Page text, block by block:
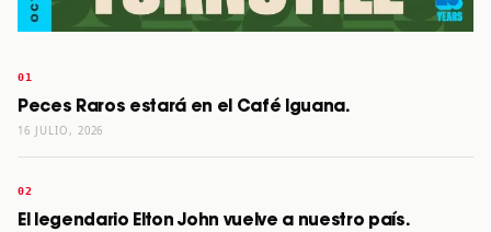
Peces Raros estará en el Café Iguana.
16 JULIO, 2026
El legendario Elton John vuelve a nuestro país.